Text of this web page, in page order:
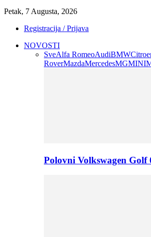
Petak, 7 Augusta, 2026
Registracija / Prijava
NOVOSTI
SveAlfa RomeoAudiBMW
RoverMazdaMercedesMGMINI
Polovni Volkswagen